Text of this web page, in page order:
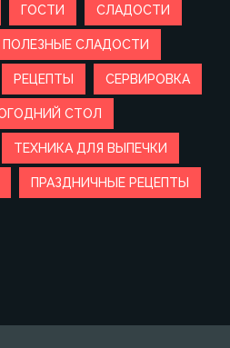
ГОСТИ СЛАДОСТИ
ПОЛЕЗНЫЕ СЛАДОСТИ
РЕЦЕПТЫ СЕРВИРОВКА
СТОЛ
ТЕХНИКА ДЛЯ ВЫПЕЧКИ
ПРАЗДНИЧНЫЕ РЕЦЕПТЫ